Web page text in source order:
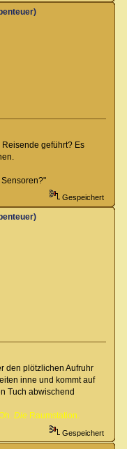
geführt? Es
Gespeichert
den plötzlichen Aufruhr
inne und kommt auf
Tuch abwischend
DieRaumstation.
Gespeichert